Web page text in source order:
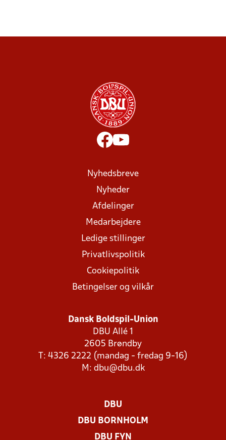
Nyhedsbreve
Nyheder
Afdelinger
Medarbejdere
Ledige stillinger
Privatlivspolitik
Cookiepolitik
Betingelser og vilkår
Dansk Boldspil-Union
DBU Allé 1
2605 Brøndby
T: 4326 2222 (mandag - fredag 9-16)
M: dbu@dbu.dk
DBU
DBU BORNHOLM
DBU FYN